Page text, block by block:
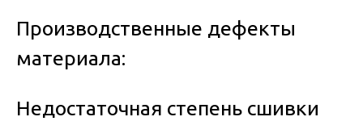
Производственные дефекты
материала:
Недостаточная степень сшивки